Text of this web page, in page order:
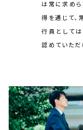
は常に求めら
得を通じて、
行員として
認めていただ